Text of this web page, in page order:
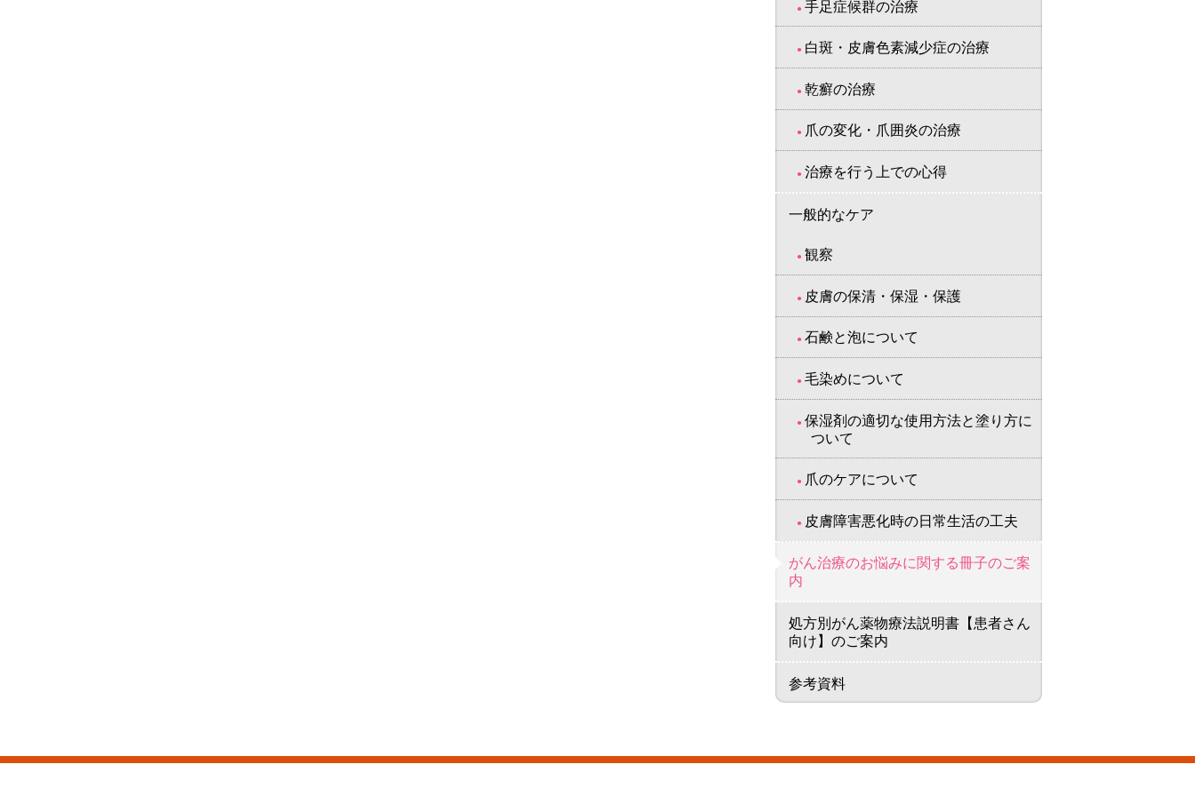
手足症候群の治療
白斑・皮膚色素減少症の治療
乾癬の治療
爪の変化・爪囲炎の治療
治療を行う上での心得
一般的なケア
観察
皮膚の保清・保湿・保護
石鹸と泡について
毛染めについて
保湿剤の適切な使用方法と塗り方に
ついて
爪のケアについて
皮膚障害悪化時の日常生活の工夫
がん治療のお悩みに関する冊子のご案
内
処方別がん薬物療法説明書【患者さん
向け】のご案内
参考資料